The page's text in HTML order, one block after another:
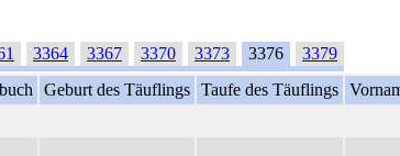
3364 3367 3370 3373 3376
3379
Geburt des Täuflings Taufe des Täuflings